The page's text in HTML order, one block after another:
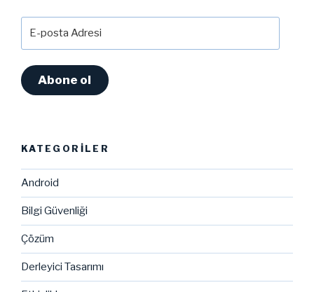
posta
Abone ol
KATEGORILER
Android
Bilgi Güvenliği
Çözüm
Derleyici Tasarımı